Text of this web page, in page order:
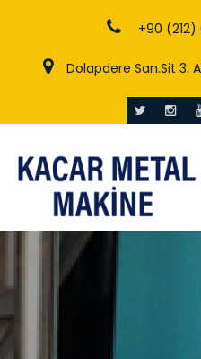
+90 (212)
Dolapdere San.Sit 3.